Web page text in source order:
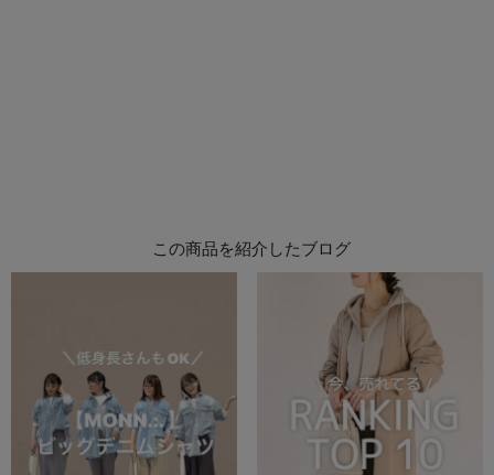
この商品を紹介したブログ